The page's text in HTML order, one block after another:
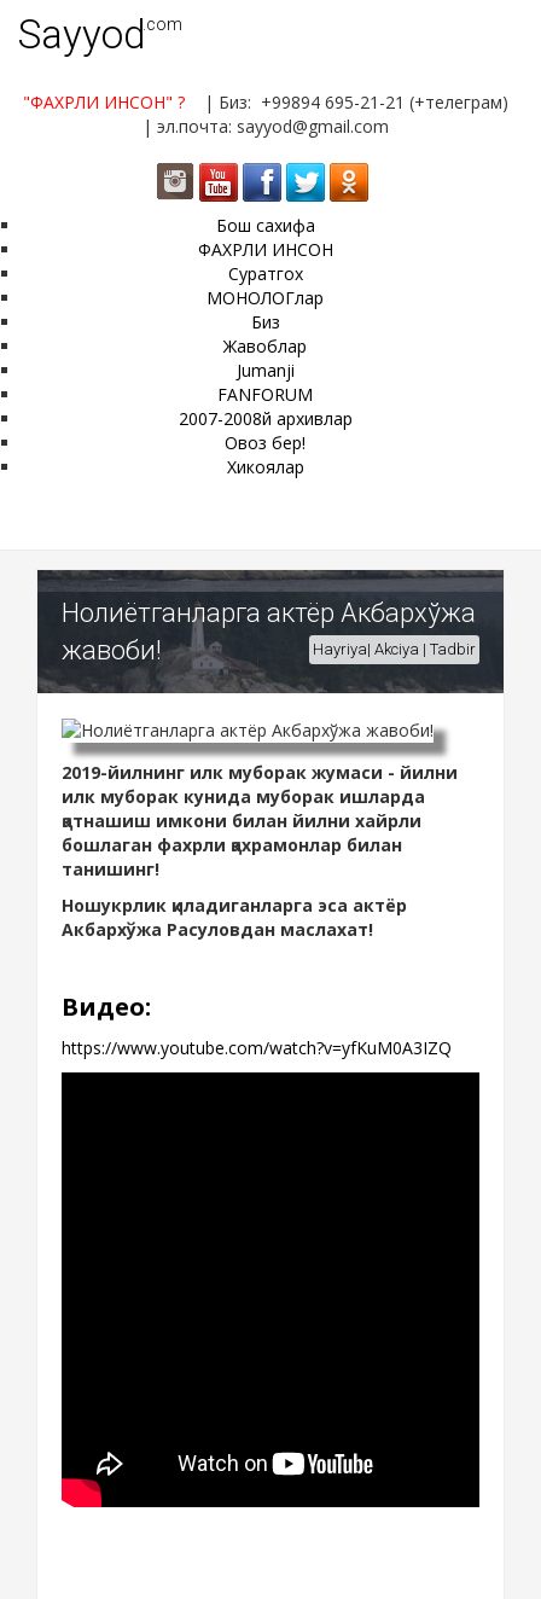
Sayyod.com
"ФАХРЛИ ИНСОН" ?
| Биз: +99894 695-21-21 (+телеграм)
| эл.почта: sayyod@gmail.com
Бош сахифа
ФАХРЛИ ИНСОН
Суратгох
МОНОЛОГлар
Биз
Жавоблар
Jumanji
FANFORUM
2007-2008й архивлар
Овоз бер!
Хикоялар
Нолиётганларга актёр Акбархўжа
жавоби!
Hayriya| Akciya | Tadbir
2019-йилнинг илк муборак жумаси - йилни
илк муборак кунида муборак ишларда
қатнашиш имкони билан йилни хайрли
бошлаган фахрли қахрамонлар билан
танишинг!
Ношукрлик қиладиганларга эса актёр
Акбархўжа Расуловдан маслахат!
Видео:
https://www.youtube.com/watch?v=yfKuM0A3IZQ